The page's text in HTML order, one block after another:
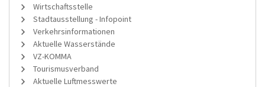
Wirtschaftsstelle
Stadtausstellung - Infopoint
Verkehrsinformationen
Aktuelle Wasserstände
VZ-KOMMA
Tourismusverband
Aktuelle Luftmesswerte